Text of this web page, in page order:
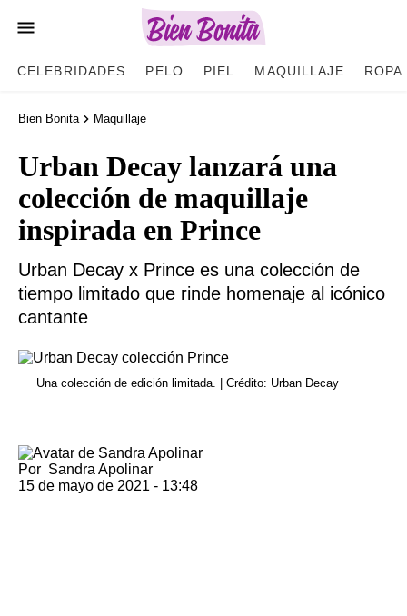
CELEBRIDADES PELO PIEL MAQUILLAJE ROPA
Bien Bonita Maquillaje
Urban Decay lanzará una
colección de maquillaje
inspirada en Prince
Urban Decay x Prince es una colección de
tiempo limitado que rinde homenaje al icónico
cantante
Una colección de edición limitada. | Crédito: Urban Decay
Por Sandra Apolinar
15 de mayo de 2021 - 13:48